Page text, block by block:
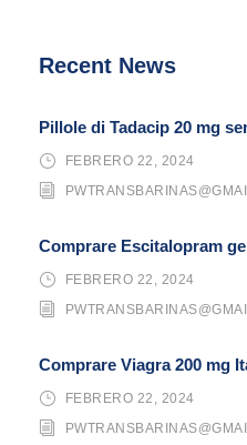
Recent News
Pillole di Tadacip 20 mg
FEBRERO 22, 2024
Comprare Escitalopram
FEBRERO 22, 2024
Comprare Viagra 200 mg
FEBRERO 22, 2024